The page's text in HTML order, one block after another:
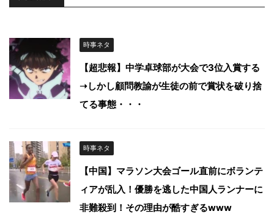
時事ネタ
【超悲報】中学卓球部が大会で3位入賞する
➝しかし顧問教諭が生徒の前で賞状を破り捨
てる事態・・・
時事ネタ
【中国】マラソン大会ゴール直前にボランテ
ィアが乱入！優勝を逃した中国人ランナーに
非難殺到！その理由が酷すぎるwww